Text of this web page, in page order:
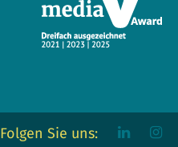
Folgen Sie uns: